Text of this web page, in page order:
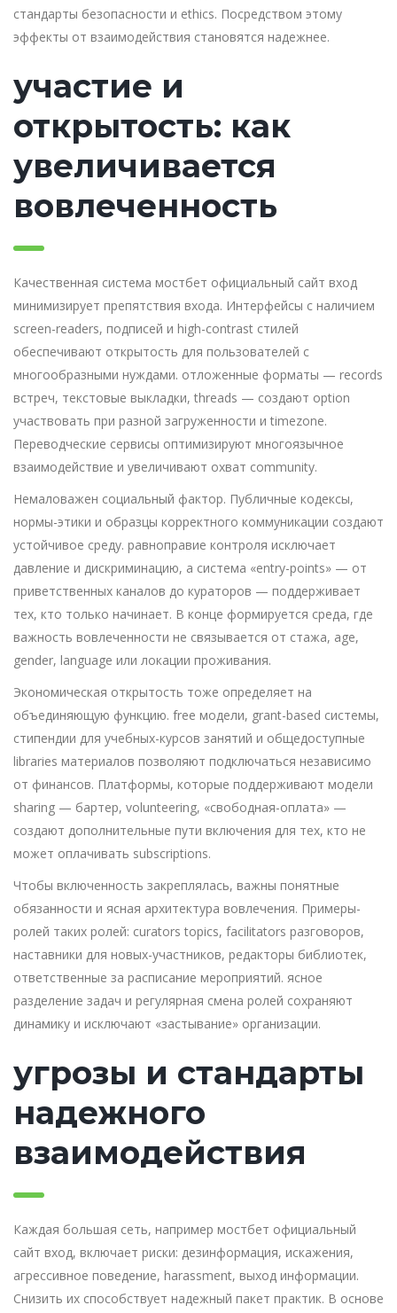
стандарты безопасности и ethics. Посредством этому
эффекты от взаимодействия становятся надежнее.
участие и
открытость: как
увеличивается
вовлеченность
Качественная система мостбет официальный сайт вход
минимизирует препятствия входа. Интерфейсы с наличием
screen-readers, подписей и high-contrast стилей
обеспечивают открытость для пользователей с
многообразными нуждами. отложенные форматы — records
встреч, текстовые выкладки, threads — создают option
участвовать при разной загруженности и timezone.
Переводческие сервисы оптимизируют многоязычное
взаимодействие и увеличивают охват community.
Немаловажен социальный фактор. Публичные кодексы,
нормы-этики и образцы корректного коммуникации создают
устойчивое среду. равноправие контроля исключает
давление и дискриминацию, а система «entry-points» — от
приветственных каналов до кураторов — поддерживает
тех, кто только начинает. В конце формируется среда, где
важность вовлеченности не связывается от стажа, age,
gender, language или локации проживания.
Экономическая открытость тоже определяет на
объединяющую функцию. free модели, grant-based системы,
стипендии для учебных-курсов занятий и общедоступные
libraries материалов позволяют подключаться независимо
от финансов. Платформы, которые поддерживают модели
sharing — бартер, volunteering, «свободная-оплата» —
создают дополнительные пути включения для тех, кто не
может оплачивать subscriptions.
Чтобы включенность закреплялась, важны понятные
обязанности и ясная архитектура вовлечения. Примеры-
ролей таких ролей: curators topics, facilitators разговоров,
наставники для новых-участников, редакторы библиотек,
ответственные за расписание мероприятий. ясное
разделение задач и регулярная смена ролей сохраняют
динамику и исключают «застывание» организации.
угрозы и стандарты
надежного
взаимодействия
Каждая большая сеть, например мостбет официальный
сайт вход, включает риски: дезинформация, искажения,
агрессивное поведение, harassment, выход информации.
Снизить их способствует надежный пакет практик. В основе